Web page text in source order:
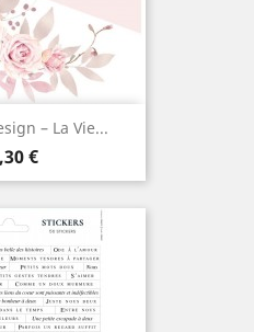
– La Vie...
€